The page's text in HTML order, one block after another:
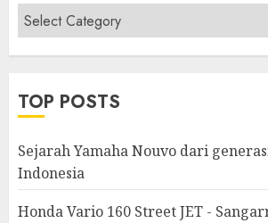
Berita
&
Modifikasi
TOP POSTS
Sejarah Yamaha Nouvo dari
Indonesia
Honda Vario 160 Street JET -